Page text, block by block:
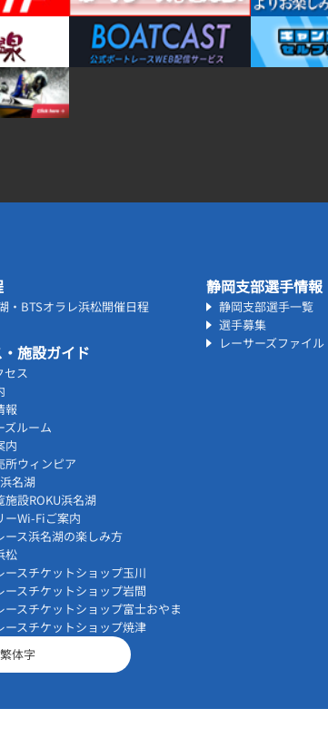
・BTSオラレ浜松開催日程
施設ガイド
セス
報
ズルーム
内
所ウィンピア
名湖
施設ROKU浜名湖
ーWi-Fiご案内
ース浜名湖の楽しみ方
松
ースチケットショップ玉川
ースチケットショップ岩間
ースチケットショップ富士おやま
ースチケットショップ焼津
静岡支部選手情報
静岡支部選手一覧
選手募集
レーサーズファイル
体字